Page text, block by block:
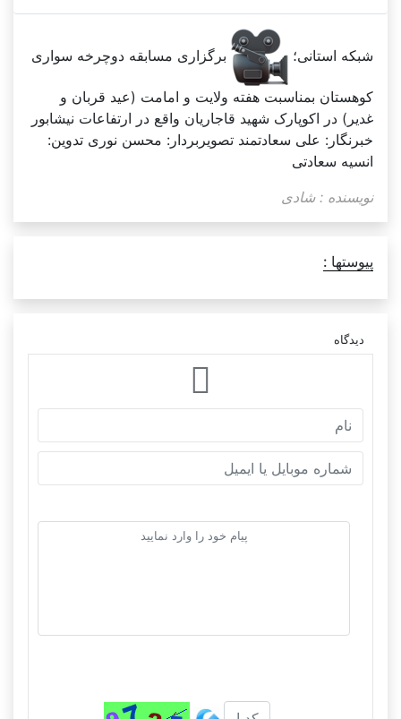
شبکه استانی؛ برگزاری مسابقه دوچرخه سواری
کوهستان بمناسبت هفته ولایت و امامت (عید قربان و
غدیر) در اکوپارک شهید قاجاریان واقع در ارتفاعات نیشابور
خبرنگار: علی سعادتمند تصویربردار: محسن نوری تدوین:
انسیه سعادتی
نویسنده : شادی
پیوستها :
دیدگاه